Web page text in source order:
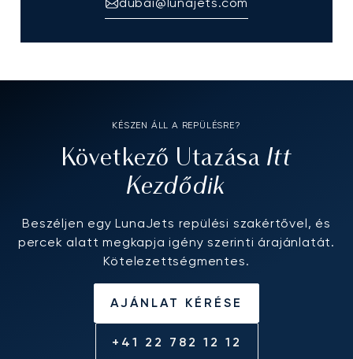
dubai@lunajets.com
KÉSZEN ÁLL A REPÜLÉSRE?
Következő Utazása Itt
Kezdődik
Beszéljen egy LunaJets repülési szakértővel, és
percek alatt megkapja igény szerinti árajánlatát.
Kötelezettségmentes.
AJÁNLAT KÉRÉSE
+41 22 782 12 12